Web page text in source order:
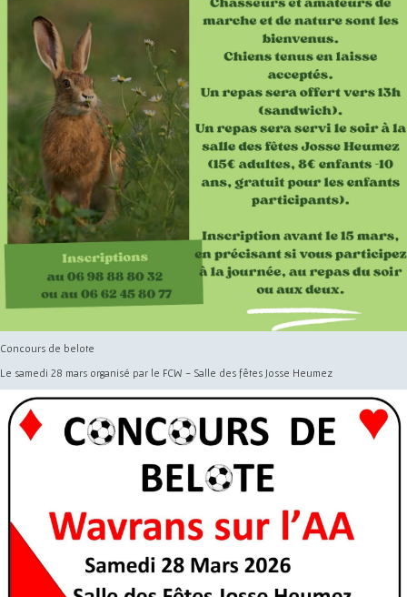
Concours de belote
Le samedi 28 mars organisé par le FCW - Salle des fêtes Josse Heumez